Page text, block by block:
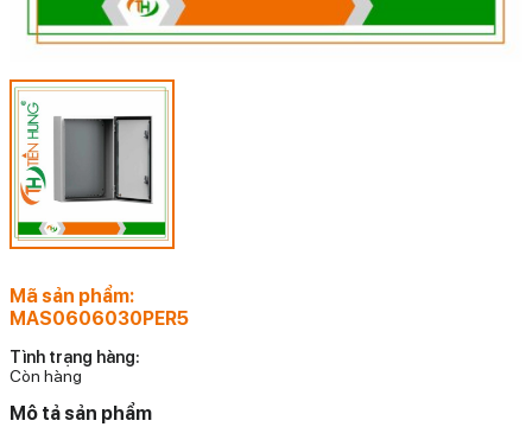
Mã sản phẩm:
MAS0606030PER5
Tình trạng hàng:
Còn hàng
Mô tả sản phẩm